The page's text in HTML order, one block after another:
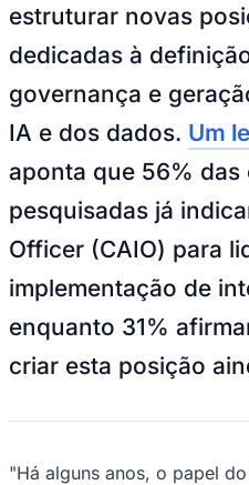
estruturar novas
dedicadas à
governança e
IA e dos dados. Um
aponta que 56% das
pesquisadas já
Officer (CAIO) para
implementação de
enquanto 31%
criar esta posição
"Há alguns anos, o papel do